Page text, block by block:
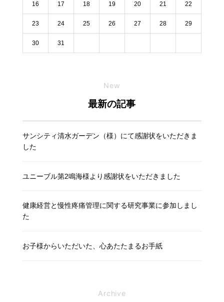
16 17 18 19 20 21 22
23 24 25 26 27 28 29
30 31
New
最新の記事
サンシティ清水ガーデン（様）にて感謝状をいただきま
した
ユニーブル第2鳴海様より感謝状をいただきました
健康経営と慢性疼痛管理に関する研究事業に参加しまし
た
お子様からいただいた、心あたたまるお手紙
Archive